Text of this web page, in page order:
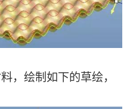
，绘制如下的草绘，